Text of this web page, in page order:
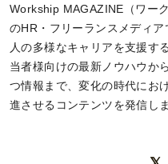
Workship MAGAZINE（ワー
のHR・フリーランスメディ
人の多様なキャリアを支援す
当者様向けの最新ノウハウか
つ情報まで、変化の時代にお
進させるコンテンツを発信しま